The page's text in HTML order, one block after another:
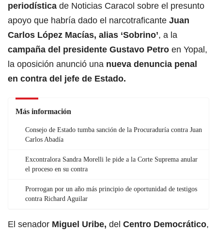
periodística de Noticias Caracol sobre el presunto
apoyo que habría dado el narcotraficante Juan
Carlos López Macías, alias ‘Sobrino’, a la
campaña del presidente Gustavo Petro en Yopal,
la oposición anunció una nueva denuncia penal
en contra del jefe de Estado.
Más información
Consejo de Estado tumba sanción de la Procuraduría contra Juan
Carlos Abadía
Excontralora Sandra Morelli le pide a la Corte Suprema anular
el proceso en su contra
Prorrogan por un año más principio de oportunidad de testigos
contra Richard Aguilar
El senador Miguel Uribe, del Centro Democrático,